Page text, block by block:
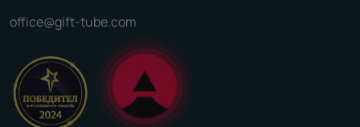
office@gift-tube.com